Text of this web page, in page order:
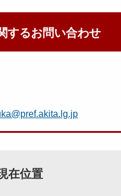
するお問い合わせ
在位置